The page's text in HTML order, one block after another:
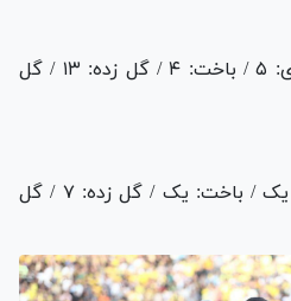
بازی‌ها: ۹ / برد: صفر / مساوی: ۵ / باخت: ۴ / گل زده: ۱۳ / گل
بازی‌ها: ۴ / برد: ۲ / مساوی: یک / باخت: یک / گل زده: ۷ / گل